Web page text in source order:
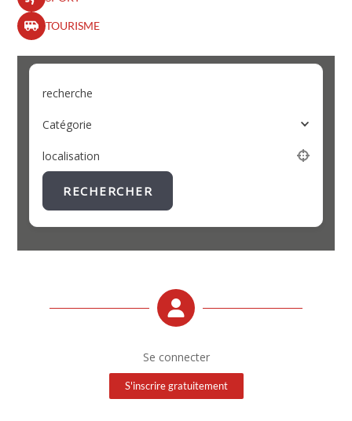
TOURISME
recherche
Catégorie
localisation
RECHERCHER
Se connecter
S'inscrire gratuitement